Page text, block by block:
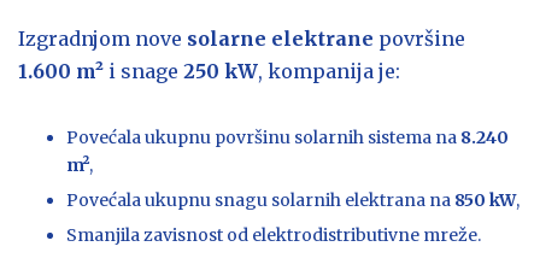
Izgradnjom nove solarne elektrane površine
1.600 m² i snage 250 kW, kompanija je:
Povećala ukupnu površinu solarnih sistema na 8.240
m²,
Povećala ukupnu snagu solarnih elektrana na 850 kW,
Smanjila zavisnost od elektrodistributivne mreže.